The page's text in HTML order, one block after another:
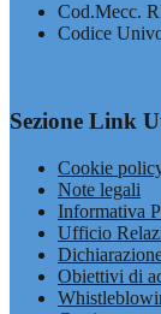
Cod.Mecc.
Codice
Sezione Link
Cookie
Note legali
Informativa
Ufficio
Obiettivi di